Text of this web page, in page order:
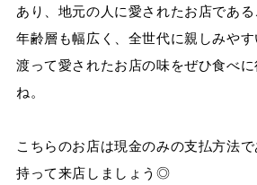
あり、地元の人に愛されたお店である
年齢層も幅広く、全世代に親しみや
渡って愛されたお店の味をぜひ食べ
ね。
こちらのお店は現金のみの支払方法
持って来店しましょう◎